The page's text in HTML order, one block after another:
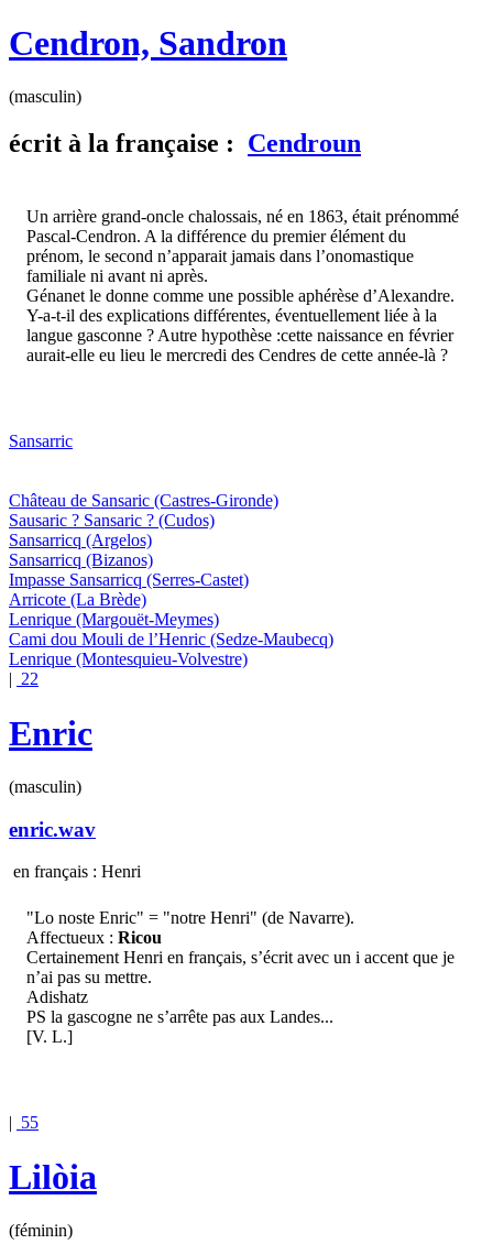
Cendron, Sandron
(masculin)
écrit à la française : Cendroun
Un arrière grand-oncle chalossais, né en 1863, était prénommé
Pascal-Cendron. A la différence du premier élément du
prénom, le second n’apparait jamais dans l’onomastique
familiale ni avant ni après.
Génanet le donne comme une possible aphérèse d’Alexandre.
Y-a-t-il des explications différentes, éventuellement liée à la
langue gasconne ? Autre hypothèse :cette naissance en février
aurait-elle eu lieu le mercredi des Cendres de cette année-là ?
Sansarric
Château de Sansaric (Castres-Gironde)
Sausaric ? Sansaric ? (Cudos)
Sansarricq (Argelos)
Sansarricq (Bizanos)
Impasse Sansarricq (Serres-Castet)
Arricote (La Brède)
Lenrique (Margouët-Meymes)
Cami dou Mouli de l’Henric (Sedze-Maubecq)
Lenrique (Montesquieu-Volvestre)
| 22
Enric
(masculin)
enric.wav
en français : Henri
"Lo noste Enric" = "notre Henri" (de Navarre).
Affectueux : Ricou
Certainement Henri en français, s’écrit avec un i accent que je
n’ai pas su mettre.
Adishatz
PS la gascogne ne s’arrête pas aux Landes...
[V. L.]
| 55
Lilòia
(féminin)